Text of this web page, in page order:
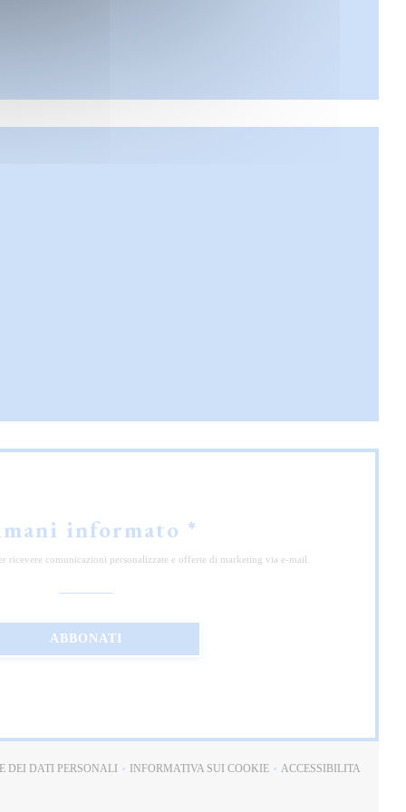
informato *
ricevere comunicazioni personalizzate e offerte di marketing via e-mail.
ABBONATI
DEI DATI PERSONALI INFORMATIVA SUI COOKIE ACCESSIBILITA